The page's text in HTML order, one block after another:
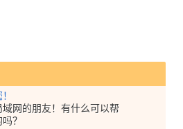
域网的朋友！有什么可以帮
？